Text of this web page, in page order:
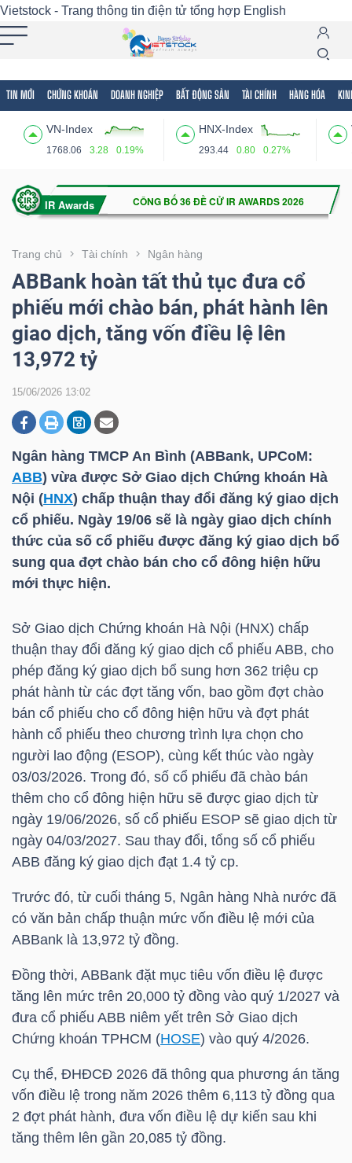
Vietstock - Trang thông tin điện tử tổng hợp English
TIN MỚI CHỨNG KHOÁN DOANH NGHIỆP BẤT ĐỘNG SẢN TÀI CHÍNH HÀNG HÓA
VN-Index
1768.06 3.28 0.19%
HNX-Index
293.44 0.80 0.27%
Trang chủ Tài chính Ngân hàng
ABBank hoàn tất thủ tục đưa cổ
phiếu mới chào bán, phát hành lên
giao dịch, tăng vốn điều lệ lên
13,972 tỷ
15/06/2026 13:02
Ngân hàng TMCP An Bình (ABBank, UPCoM:
ABB) vừa được Sở Giao dịch Chứng khoán Hà
Nội (HNX) chấp thuận thay đổi đăng ký giao dịch
cổ phiếu. Ngày 19/06 sẽ là ngày giao dịch chính
thức của số cổ phiếu được đăng ký giao dịch bổ
sung qua đợt chào bán cho cổ đông hiện hữu
mới thực hiện.
Sở Giao dịch Chứng khoán Hà Nội (HNX) chấp
thuận thay đổi đăng ký giao dịch cổ phiếu ABB, cho
phép đăng ký giao dịch bổ sung hơn 362 triệu cp
phát hành từ các đợt tăng vốn, bao gồm đợt chào
bán cổ phiếu cho cổ đông hiện hữu và đợt phát
hành cổ phiếu theo chương trình lựa chọn cho
người lao động (ESOP), cùng kết thúc vào ngày
03/03/2026. Trong đó, số cổ phiếu đã chào bán
thêm cho cổ đông hiện hữu sẽ được giao dịch từ
ngày 19/06/2026, số cổ phiếu ESOP sẽ giao dịch từ
ngày 04/03/2027. Sau thay đổi, tổng số cổ phiếu
ABB đăng ký giao dịch đạt 1.4 tỷ cp.
Trước đó, từ cuối tháng 5, Ngân hàng Nhà nước đã
có văn bản chấp thuận mức vốn điều lệ mới của
ABBank là 13,972 tỷ đồng.
Đồng thời, ABBank đặt mục tiêu vốn điều lệ được
tăng lên mức trên 20,000 tỷ đồng vào quý 1/2027 và
đưa cổ phiếu ABB niêm yết trên Sở Giao dịch
Chứng khoán TPHCM (HOSE) vào quý 4/2026.
Cụ thể, ĐHĐCĐ 2026 đã thông qua phương án tăng
vốn điều lệ trong năm 2026 thêm 6,113 tỷ đồng qua
2 đợt phát hành, đưa vốn điều lệ dự kiến sau khi
tăng thêm lên gần 20,085 tỷ đồng.
Tất cả Tính năng Ngành Mã chứng khoán
Tính
(-)
VIETSTOCK
CHỨNG
KHOÁN
NGHIỆP
BẤT
ĐỘNG
SẢN
HÀNG
HÓA
TẾ
THẾ
GIỚI
ĐÔNG
DƯƠNG
TÀI
CHÍNH
CÁ